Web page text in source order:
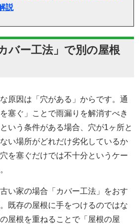
説
バー工法」で別の屋根
原因は「穴がある」からです。通
塞ぐ」ことで雨漏りを解消すべき
いう条件がある場合、穴が1ヶ所と
い場所がどれだけ劣化しているか
を塞ぐだけでは不十分というケー
い家の場合「カバー工法」をおす
既存の屋根に手をつけるのではな
屋根を重ねることで「屋根の屋